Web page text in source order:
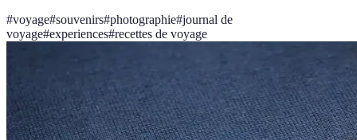
#voyage#souvenirs#photographie#journal de
voyage#experiences#recettes de voyage